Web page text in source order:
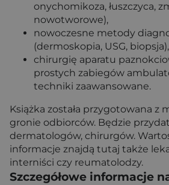
onychomikoza, łuszczyca,
nowotworowe),
nowoczesne metody
(dermoskopia, USG, biopsja),
chirurgię aparatu
prostych zabiegów
techniki zaawansowane.
Książka została przygotowana z
gronie odbiorców. Będzie
dermatologów, chirurgów.
informacje znajdą tutaj także
interniści czy reumatolodzy.
Szczegółowe informacje